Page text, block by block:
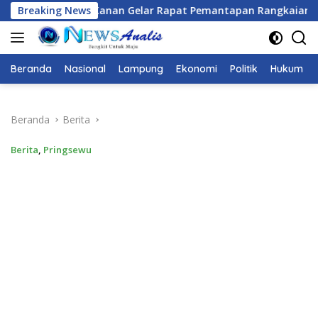
Langsung
ke
konten
Breaking News
Rapat Pemantapan Rangkaian Kegiatan HUT Ke-81 RI
Beranda Nasional Lampung Ekonomi Politik Hukum
Beranda Berita
Berita, Pringsewu